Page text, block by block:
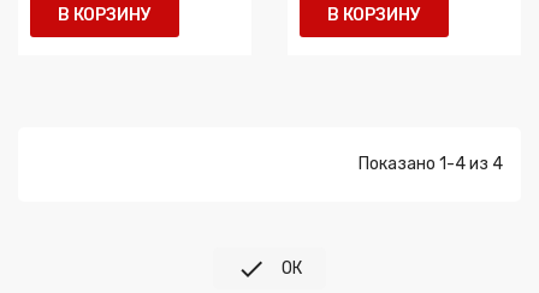
В КОРЗИНУ В КОРЗИНУ
Показано 1-4 из 4
 ОК